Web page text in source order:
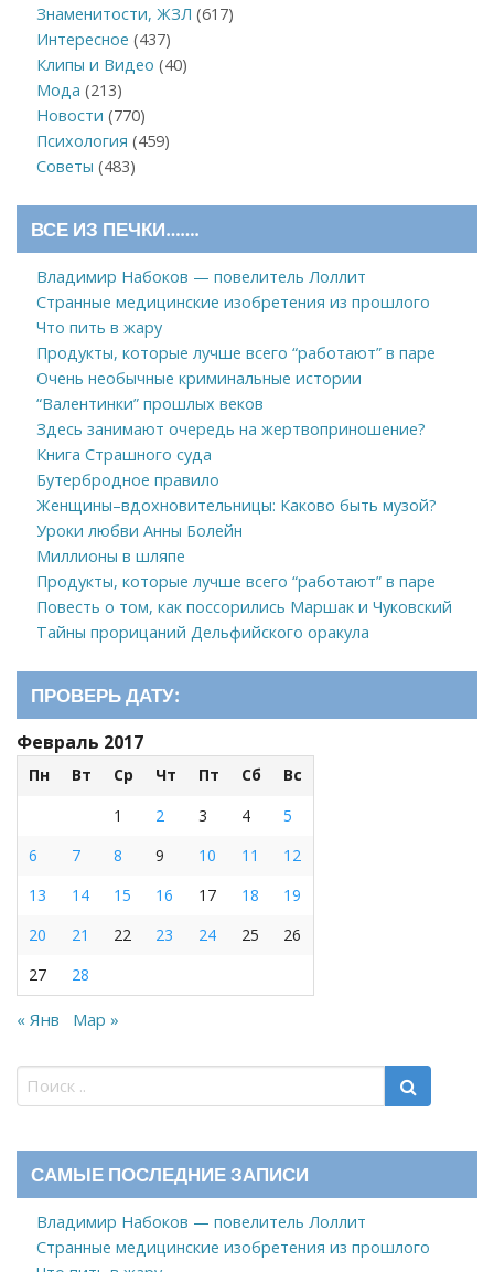
Знаменитости, ЖЗЛ (617)
Интересное (437)
Клипы и Видео (40)
Мода (213)
Новости (770)
Психология (459)
Советы (483)
ВСЕ ИЗ ПЕЧКИ…….
Владимир Набоков — повелитель Лоллит
Странные медицинские изобретения из прошлого
Что пить в жару
Продукты, которые лучше всего “работают” в паре
Очень необычные криминальные истории
“Валентинки” прошлых веков
Здесь занимают очередь на жертвоприношение?
Книга Страшного суда
Бутербродное правило
Женщины–вдохновительницы: Каково быть музой?
Уроки любви Анны Болейн
Миллионы в шляпе
Продукты, которые лучше всего “работают” в паре
Повесть о том, как поссорились Маршак и Чуковский
Тайны прорицаний Дельфийского оракула
ПРОВЕРЬ ДАТУ:
Февраль 2017
Пн Вт Ср Чт Пт Сб
Вс
1
2 3 4
5
6
7 8 9 10 11
12
13
14 15 16 17 18
19
20
21 22 23 24 25
26
27
28
« Янв Мар »
САМЫЕ ПОСЛЕДНИЕ ЗАПИСИ
Владимир Набоков — повелитель Лоллит
Странные медицинские изобретения из прошлого